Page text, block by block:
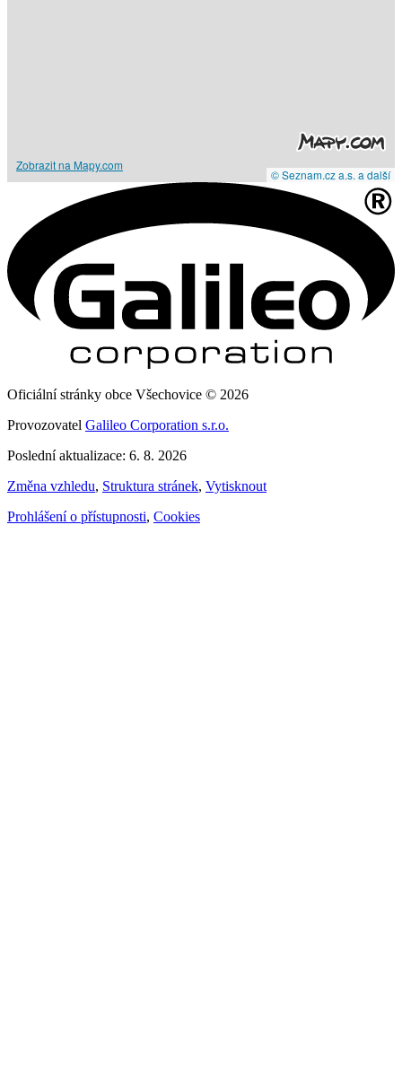
Zobrazit na Mapy.com
© Seznam.cz a.s. a další
Oficiální stránky obce Všechovice © 2026
Provozovatel Galileo Corporation s.r.o.
Poslední aktualizace: 6. 8. 2026
Změna vzhledu, Struktura stránek, Vytisknout
Prohlášení o přístupnosti, Cookies